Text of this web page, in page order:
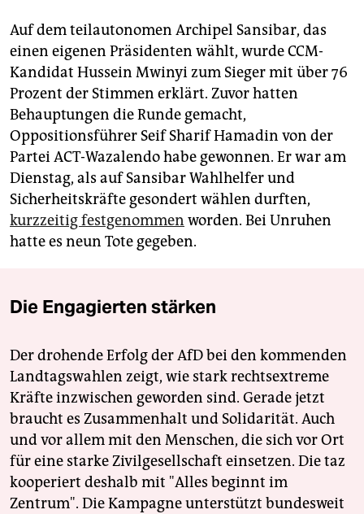
Auf dem teilautonomen Archipel Sansibar, das
einen eigenen Präsidenten wählt, wurde CCM-
Kandidat Hussein Mwinyi zum Sieger mit über 76
Prozent der Stimmen erklärt. Zuvor hatten
Behauptungen die Runde gemacht,
Oppositionsführer Seif Sharif Hamadin von der
Partei ACT-Wazalendo habe gewonnen. Er war am
Dienstag, als auf Sansibar Wahlhelfer und
Sicherheitskräfte gesondert wählen durften,
kurzzeitig festgenommen worden. Bei Unruhen
hatte es neun Tote gegeben.
Die Engagierten stärken
Der drohende Erfolg der AfD bei den kommenden
Landtagswahlen zeigt, wie stark rechtsextreme
Kräfte inzwischen geworden sind. Gerade jetzt
braucht es Zusammenhalt und Solidarität. Auch
und vor allem mit den Menschen, die sich vor Ort
für eine starke Zivilgesellschaft einsetzen. Die taz
kooperiert deshalb mit "Alles beginnt im
Zentrum". Die Kampagne unterstützt bundesweit